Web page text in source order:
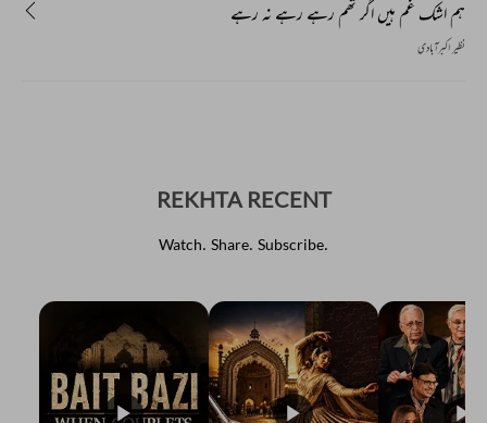
ہم اشک غم ہیں اگر تھم رہے رہے نہ رہے
نظیر اکبرآبادی
REKHTA RECENT
Watch. Share. Subscribe.